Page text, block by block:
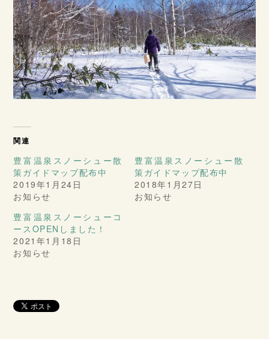
関連
豊富温泉スノーシュー散
策ガイドマップ配布中
2019年1月24日
お知らせ
豊富温泉スノーシュー散
策ガイドマップ配布中
2018年1月27日
お知らせ
豊富温泉スノーシューコ
ースOPENしました！
2021年1月18日
お知らせ